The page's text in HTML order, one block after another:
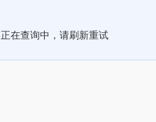
正在查询中，请刷新重试